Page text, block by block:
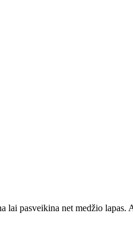
lai pasveikina net medžio lapas.